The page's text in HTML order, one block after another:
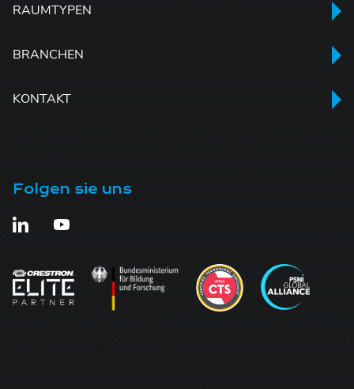
RAUMTYPEN
BRANCHEN
KONTAKT
Folgen sie uns